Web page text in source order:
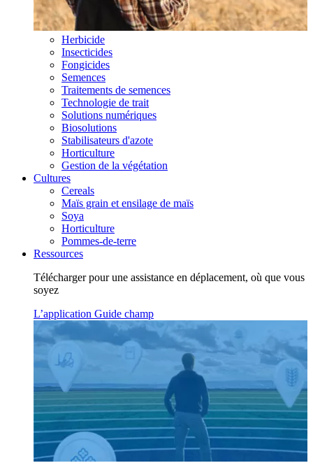
Herbicide
Insecticides
Fongicides
Semences
Traitements de semences
Technologie de trait
Solutions numériques
Biosolutions
Stabilisateurs d'azote
Horticulture
Gestion de la végétation
Cultures
Cereals
Maïs grain et ensilage de maïs
Soya
Horticulture
Pommes-de-terre
Ressources
Télécharger pour une assistance en déplacement, où que vous
soyez
L’application Guide champ